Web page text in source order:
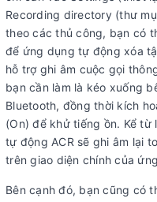
Recording directory (thư
theo các thủ công, bạn có
để ứng dụng tự động xóa
hỗ trợ ghi âm cuộc gọi
bạn cần làm là kéo xuống
Bluetooth, đồng thời kích
(On) để khử tiếng ồn. Kể
tự động ACR sẽ ghi âm lại
trên giao diện chính của
Bên cạnh đó, bạn cũng có